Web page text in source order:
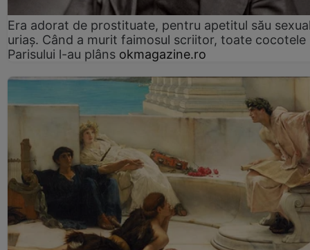
Era adorat de prostituate, pentru apetitul său
uriaș. Când a murit faimosul scriitor, toate cocotele
Parisului l-au plâns okmagazine.ro